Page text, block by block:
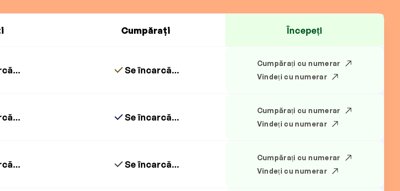
Cumpărați Începeți
Se încarcă...
Cumpărați cu numerar
Vindeți cu numerar
Se încarcă...
Cumpărați cu numerar
Vindeți cu numerar
Se încarcă...
Cumpărați cu numerar
Vindeți cu numerar